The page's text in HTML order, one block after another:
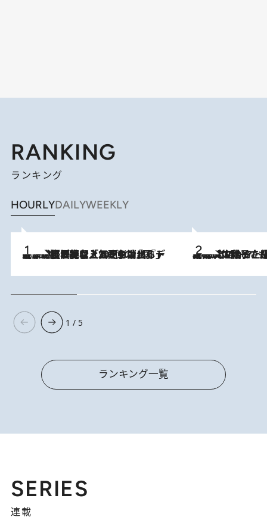
RANKING
ランキング
HOURLYDAILYWEEKLY
2026.8.5
【なぜ吉沢亮は「気配を消せる」のか？】興行収入208億の『国宝』を経て挑むミュージカル『ディア・エヴァン・ハンセン』。トップ俳優が舞台上でさらけ出した“孤独”とは 2026.8.5
【阿川佐和子さんの年とる力】なぜ70代で始めた趣味は“こんなに楽しい”のか？ ピアノ、俳句…スランプに陥っても続けられる“ある秘訣”とは
1 / 5
ランキング一覧
SERIES
連載